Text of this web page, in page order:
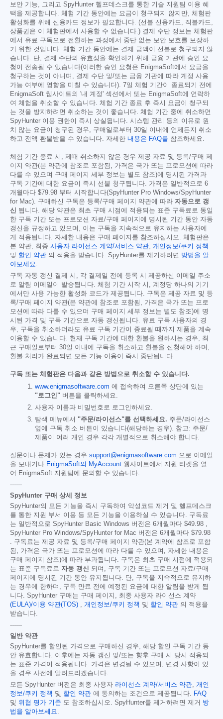
보안 기능, 그리고 SpyHunter 헬프데스크를 통한 기술 지원팀 이용 혜
택을 제공합니다. 체험 기간 동안에는 요금이 청구되지 않지만, 체험판
활성화를 위해 신용카드 정보가 필요합니다. (선불 신용카드, 직불카드,
상품권은 이 체험판에서 사용할 수 없습니다.) 결제 수단 정보는 체험판
에서 유료 구독으로 전환하는 과정에서 중단 없는 보안 보호를 보장하
기 위한 것입니다. 체험 기간 동안에는 결제 금액이 선불로 청구되지 않
습니다. 단, 결제 수단의 유효성을 확인하기 위해 금융 기관에 승인 요
청이 전송될 수 있습니다(이러한 승인 요청은 EnigmaSoft에서 요금을
청구하는 것이 아니며, 결제 수단 및/또는 금융 기관에 따라 계정 사용
가능 여부에 영향을 미칠 수 있습니다). 7일 체험 기간이 종료되기 전에
EnigmaSoft 웹사이트의 '내 계정' 섹션에서 또는 EnigmaSoft에 연락하
여 체험을 취소할 수 있습니다. 체험 기간 종료 후 즉시 요금이 청구되
는 것을 방지하려면 취소하는 것이 좋습니다. 체험 기간 중에 취소하면
SpyHunter 이용 권한이 즉시 상실됩니다. 시스템 관리 등의 이유로 원
치 않는 요금이 청구된 경우, 구매일로부터 30일 이내에 언제든지 취소
하고 전액 환불받을 수 있습니다. 자세한 내용은 FAQ를 참조하세요.
체험 기간 종료 시, 제때 취소하지 않은 경우 제공 자료 및 등록/구매 페
이지 약관(본 약관에 참조로 포함됨, 가격은 국가 또는 프로모션에 따라
다를 수 있으며 구매 페이지 세부 정보는 별도 참조)에 명시된 가격과
구독 기간에 대한 요금이 즉시 선불 청구됩니다. 가격은 일반적으로 6
개월마다 $79.98 부터 시작합니다(SpyHunter Pro Windows/SpyHunter
for Mac). 구매하신 구독은 등록/구매 페이지 약관에 따라 자동으로 갱
신 됩니다. 해당 약관은 최초 구매 시점에 적용되는 표준 구독료로 동일
한 구독 기간 또는 프로모션 자료/구매 페이지에 명시된 기간 동안 자동
갱신을 규정하고 있으며, 이는 구독을 지속적으로 유지하는 사용자에
게 적용됩니다. 자세한 내용은 구매 페이지를 참조하십시오. 체험판은
본 약관, 최종 사용자 라이선스 계약/서비스 약관, 개인정보/쿠키 정책
및 할인 약관 의 적용을 받습니다. SpyHunter를 제거하려면 방법을 알
아보세요.
구독 자동 갱신 결제 시, 각 결제일 전에 등록 시 제공하신 이메일 주소
로 알림 이메일이 발송됩니다. 체험 기간 시작 시, 계정당 하나의 기기
에서만 사용 가능한 활성화 코드가 제공됩니다. 구독은 제공 자료 및 등
록/구매 페이지 약관(본 약관에 참조로 포함됨, 가격은 국가 또는 프로
모션에 따라 다를 수 있으며 구매 페이지 세부 정보는 별도 참조)에 명
시된 가격 및 구독 기간으로 자동 갱신됩니다. 유료 구독 사용자의 경
우, 구독을 취소하더라도 유료 구독 기간이 종료될 때까지 제품을 계속
이용할 수 있습니다. 현재 구독 기간에 대한 환불을 원하시는 경우, 최
근 구매일로부터 30일 이내에 구독을 취소하고 환불을 신청해야 하며,
환불 처리가 완료되면 모든 기능 이용이 즉시 중단됩니다.
구독 또는 체험판은 다음과 같은 방법으로 취소할 수 있습니다.
www.enigmasoftware.com 에 접속하여 오른쪽 상단에 있는
"로그인" 버튼을 클릭하세요.
사용자 이름과 비밀번호로 로그인하세요.
탐색 메뉴에서 "주문/라이선스"를 선택하세요. 주문/라이선스
옆에 구독 취소 버튼이 있습니다(해당하는 경우). 참고: 주문/
제품이 여러 개인 경우 각각 개별적으로 취소해야 합니다.
질문이나 문제가 있는 경우 support@enigmasoftware.com 으로 이메일
을 보내거나 EnigmaSoft의 MyAccount 웹사이트에서 지원 티켓을 열
어 EnigmaSoft 지원팀에 문의할 수 있습니다.
------
SpyHunter 구매 상세 정보
SpyHunter의 모든 기능을 즉시 구독하여 악성코드 제거 및 헬프데스크
를 통한 지원 부서 이용 등 모든 기능을 이용하실 수 있습니다. 구독료
는 일반적으로 SpyHunter Basic Windows 버전은 6개월마다 $49.98 ,
SpyHunter Pro Windows/SpyHunter for Mac 버전은 6개월마다 $79.98
. 구독료는 제공 자료 및 등록/구매 페이지 약관(본 계약에 참조로 포함
됨, 가격은 국가 또는 프로모션에 따라 다를 수 있으며, 자세한 내용은
구매 페이지 참조)에 따라 부과됩니다. 구독은 최초 구매 시점에 적용되
는 표준 구독료로 자동 갱신 되며, 구독 기간 또는 프로모션 자료/구매
페이지에 명시된 기간 동안 유지됩니다. 단, 구독을 지속적으로 유지하
는 경우에 한하며, 구독 만료 전에 예정된 요금에 대한 알림을 받게 됩
니다. SpyHunter 구매는 구매 페이지, 최종 사용자 라이선스 계약
(EULA)/이용 약관(TOS) , 개인정보/쿠키 정책 및 할인 약관 의 적용을
받습니다.
------
일반 약관
SpyHunter를 할인된 가격으로 구매하신 경우, 해당 할인 구독 기간 동
안 유효합니다. 이후에는 자동 갱신 및/또는 향후 구매 시 당시 적용되
는 표준 가격이 적용됩니다. 가격은 변경될 수 있으며, 변경 사항이 있
을 경우 사전에 알려드리겠습니다.
모든 SpyHunter 버전은 최종 사용자 라이선스 계약/서비스 약관, 개인
정보/쿠키 정책 및 할인 약관 에 동의하는 조건으로 제공됩니다. FAQ
및 위협 평가 기준 도 참조하십시오. SpyHunter를 제거하려면 제거 방
법을 알아보세요.